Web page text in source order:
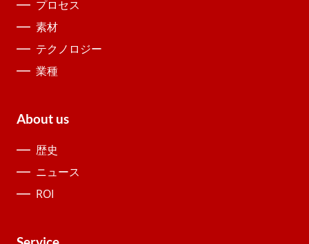
プロセス
素材
テクノロジー
業種
About us
歴史
ニュース
ROI